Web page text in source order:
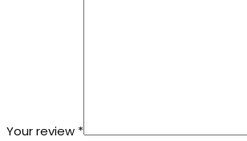
Your review *